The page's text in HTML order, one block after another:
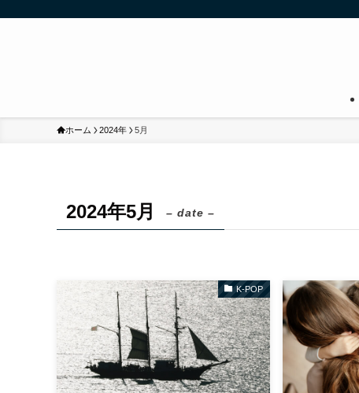
ホーム 2024年 5月
2024年5月 – date –
K-POP